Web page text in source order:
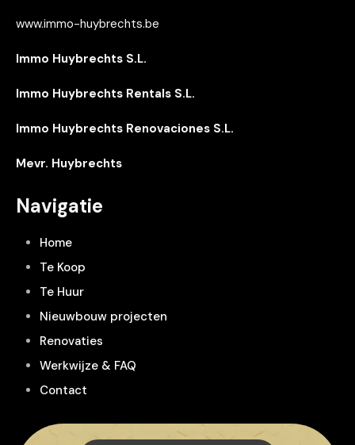
www.immo-huybrechts.be
Immo Huybrechts S.L.
Immo Huybrechts Rentals S.L.
Immo Huybrechts Renovaciones S.L.
Mevr. Huybrechts
Navigatie
Home
Te Koop
Te Huur
Nieuwbouw projecten
Renovaties
Werkwijze & FAQ
Contact